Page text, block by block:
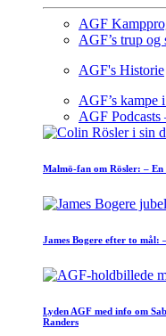
AGF
AGF’s trup og
AGF's Historie
AGF’s kampe
AGF
Malmö-fan om Rösler: –
James Bogere efter to mål:
Lyden AGF med info om
Randers